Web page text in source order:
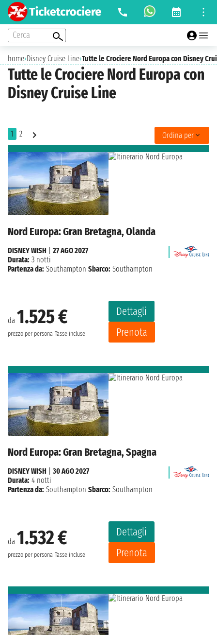
Cerca
home›Disney Cruise Line›Tutte le Crociere Nord Europa con Disney
Tutte le Crociere Nord Europa con
Disney Cruise Line
1 2 Ordina per
Nord Europa: Gran Bretagna, Olanda
da 1.525 €
prezzo per persona Tasse incluse
Dettagli
Prenota
DISNEY WISH
27 AGO 2027
Durata: 3 notti
Partenza da: Southampton Sbarco: Southampton
Nord Europa: Gran Bretagna, Spagna
da 1.532 €
prezzo per persona Tasse incluse
Dettagli
Prenota
DISNEY WISH
30 AGO 2027
Durata: 4 notti
Partenza da: Southampton Sbarco: Southampton